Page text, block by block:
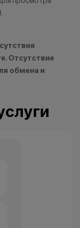
Отсутствие
обмена и